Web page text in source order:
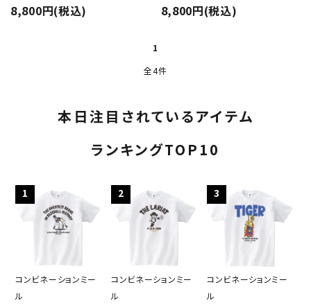
8,800円(税込) 8,800円(税込)
1
全4件
本日注目されているアイテム
ランキングTOP10
1
コンビネーションミー
ル
2
コンビネーションミー
ル
3
コンビネーションミー
ル